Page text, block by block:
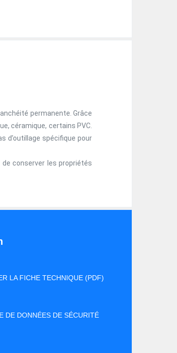
permanente. Grâce
céramique, certains PVC.
d’outillage spécifique pour
conserver les propriétés
LA FICHE TECHNIQUE (PDF)
DE DONNÉES DE SÉCURITÉ